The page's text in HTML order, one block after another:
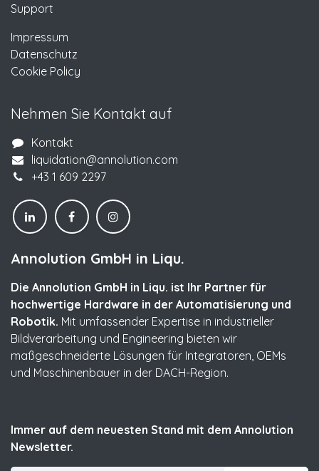
Support
Impressum
Datenschutz
Cookie Policy
Nehmen Sie Kontakt auf
Kontakt
liquidation@annolution.com
+43 1 609 2297
Annolution GmbH in Liqu.
Die Annolution GmbH in Liqu. ist Ihr Partner für
hochwertige Hardware in der Automatisierung und
Robotik. Mit umfassender Expertise in industrieller
Bildverarbeitung und Engineering bieten wir
maßgeschneiderte Lösungen für Integratoren, OEMs
und Maschinenbauer in der DACH-Region.
Immer auf dem neuesten Stand mit dem Annolution
Newsletter.